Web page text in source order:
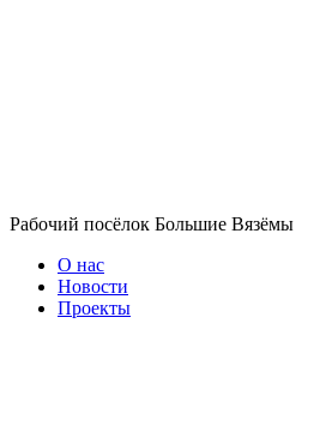
Рабочий посёлок Большие Вязёмы
О нас
Новости
Проекты